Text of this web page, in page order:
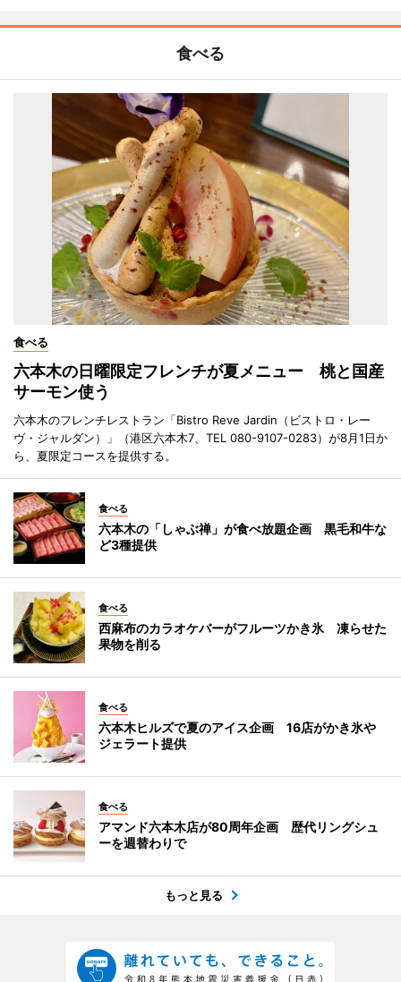
食べる
食べる
六本木の日曜限定フレンチが夏メニュー 桃と国産
サーモン使う
六本木のフレンチレストラン「Bistro Reve Jardin（ビストロ・レー
ヴ・ジャルダン）」（港区六本木7、TEL 080-9107-0283）が8月1日か
ら、夏限定コースを提供する。
食べる
六本木の「しゃぶ禅」が食べ放題企画 黒毛和牛な
ど3種提供
食べる
西麻布のカラオケバーがフルーツかき氷 凍らせた
果物を削る
食べる
六本木ヒルズで夏のアイス企画 16店がかき氷や
ジェラート提供
食べる
アマンド六本木店が80周年企画 歴代リングシュ
ーを週替わりで
もっと見る